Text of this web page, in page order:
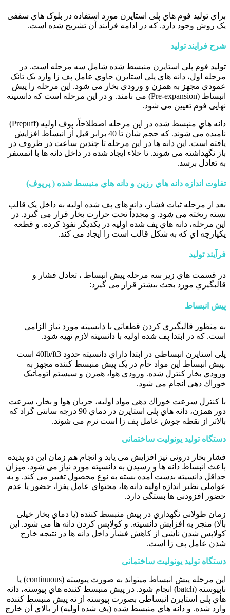
براي تولید فوم هاي پلی استایرن مورد استفاده در بلوک هاي سقفی
یک روش وجود دارد. که در ادامه فرآیند آن تشریح شده است.
شرح فرایند تولید
تولید فوم پلی استایرن منبسط شده شامل سه مرحله است. در
مرحله اول، دانه هاي پلی استایرن حاوي عامل پف زا وارد یک تانک
عمودي مجهز به همزن و ورودي بخار می شود. این مرحله را پیش
انبساط (Pre-expansion) می نامند. و در این مرحله است که دانسیته
نهایی فوم تعیین می شود.
دانه هاي منبسط شده در این مرحله اصطلاحاً، پوف اولیه (Prepuff)
نامیده می شوند. که حجم شان تا 40 برابر قبل از انبساط افزایش
یافته است. این دانه ها در این مرحله تا چندین ساعت در ظروف در
باز نگهداشته می شوند. تا خلاء ایجاد شده در داخل دانه ها با اتمسفر
به تعادل برسد.
تفاوت اندازه دانه هاي رزین و دانه هاي منبسط شده ( پرپوف)
بعد از مرحله ثبات فشار، دانه هاي پف شده اولیه به داخل یک قالب
بسته ریخته می شود. و مجدداً تحت حرارت بخار قرار می گیرد. در
این مرحله، دانه هاي پف شده اولیه در یکدیگر نفوذ کرده. و قطعه
یکپارچه اي که به شکل قالب است را ایجاد می کند.
فرآیند تولید
در قسمت هاي زیر سه مرحله پیش انبساط ، تعادل فشار و
قالبگیري مورد بحث بیشتر قرار می گیرد:
پیش انبساط
به منظور قالبگیري کردن قطعاتی با دانسیته مورد نیاز الزامی
است. که در ابتدا پف شده اولیه با دانسیته لازم تهیه شود.
پلی استایرن انبساطی در ابتدا داراي دانسیته حدود 40lb/ft3 است
.پیش انبساط این مواد خام در یک پیش منبسط کننده مجهز به
ورودي بخار کنترل شده. ورودي هوا، همزن و سیستم اتوماتیک
خوراك دهی انجام می شود.
با کنترل سرعت خوراك دهی مواد اولیه، جریان هوا و بخار، سرعت
دور همزن، دانه هاي پلی استایرن در دماي 90 درجه سانتی گراد که
بالاتر از نقطه جوش عامل پف زا است نرم می شوند.
دستگاه تولید یونولیت ساختمانی
فشار بخار درونی نیز افزایش می یابد و انجام هم زمان این دو پدیده
باعث انبساط دانه ها و رسیدن به دانسیته مورد نیاز می شود. میزان
حداقل دانسیته بدست آمده بسته به نوع محصول تغییر می کند. و به
عواملی نظیر اندازه اولیه دانه ها، محتواي عامل پفزا، حضور یا عدم
حضور افزودنی ها بستگی دارد.
زمان طولانی نگهداري در پیش منبسط کننده (یا دماي بخار خیلی
بالا) منجر به افزایش دانسیته. و کولاپس کردن دانه ها می شود. این
کولاپس شدن ناشی از کاهش فشار داخل دانه ها در نتیجه خارج
شدن عامل پف زا است.
دستگاه تولید یونولیت ساختمانی
این مرحله پیش انبساط میتواند به صورت پیوسته (continuous) یا
ناپیوسته (batch) انجام شود. در پیش منبسط کننده هاي پیوسته، دانه
هاي پلی استایرن انبساطی بصورت پیوسته از ته پیش منبسط کننده
وارد شده. و دانه هاي منبسط شده (پف شده اولیه) از بالاي آن خارج